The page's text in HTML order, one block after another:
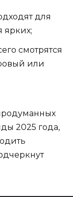
для
ярких;
смотрятся
или
2025 года,